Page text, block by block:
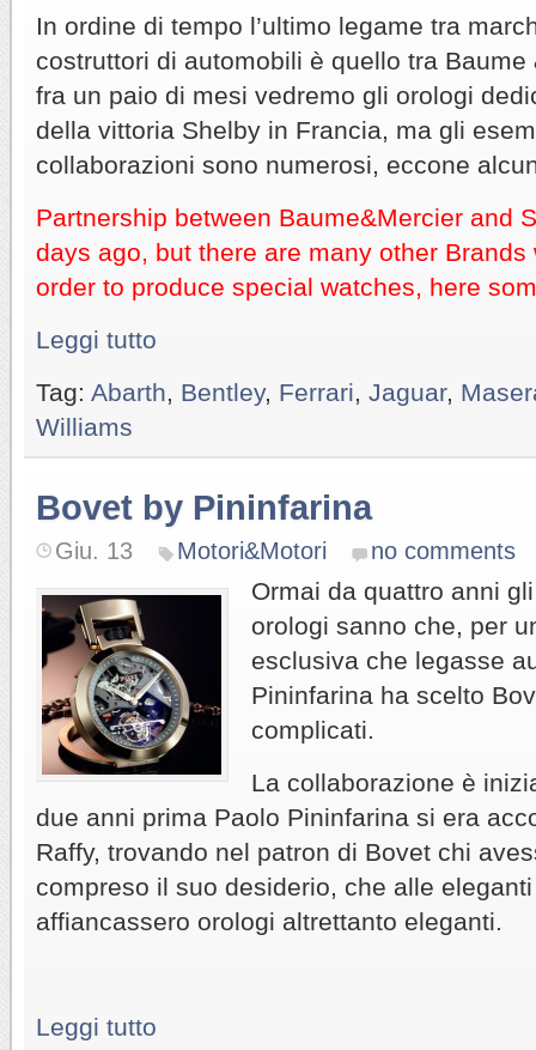
In ordine di tempo l’ultimo legame tra
costruttori di automobili è quello tra
fra un paio di mesi vedremo gli orologi
della vittoria Shelby in Francia, ma gli
collaborazioni sono numerosi, eccone
Partnership between Baume&Mercier and
days ago, but there are many other
order to produce special watches, here
Leggi tutto
Tag: Abarth Bentley, Ferrari Jaguar,
Williams
Bovet by Pininfarina
Giu. 13 Motori&Motori no comments
Ormai da quattro anni
orologi sanno che, per
esclusiva che legasse
Pininfarina ha scelto
complicati.
La collaborazione è
due anni prima Paolo Pininfarina si era
Raffy, trovando nel patron di Bovet chi
compreso il suo desiderio, che alle
affiancassero orologi altrettanto eleganti.
Leggi tutto